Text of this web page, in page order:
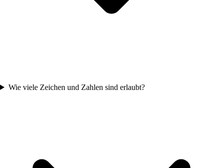
Wie viele Zeichen und Zahlen sind erlaubt?